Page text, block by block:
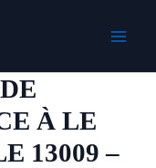
À LE
13009 –